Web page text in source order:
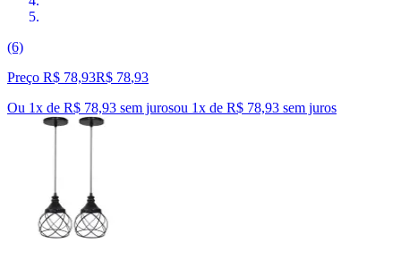
(6)
Preço R$ 78,93R$ 78,93
Ou 1x de R$ 78,93 sem jurosou 1x de R$ 78,93 sem juros